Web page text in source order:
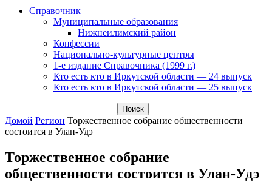
Справочник
Муниципальные образования
Нижнеилимский район
Конфессии
Национально-культурные центры
1-е издание Справочника (1999 г.)
Кто есть кто в Иркутской области — 24 выпуск
Кто есть кто в Иркутской области — 25 выпуск
Домой Регион Торжественное собрание общественности
состоится в Улан-Удэ
Торжественное собрание
общественности состоится в Улан-Удэ